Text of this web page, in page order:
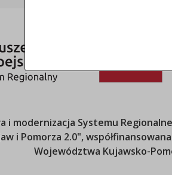
i modernizacja Systemu
i Pomorza 2.0",
Województwa Kujawsko-